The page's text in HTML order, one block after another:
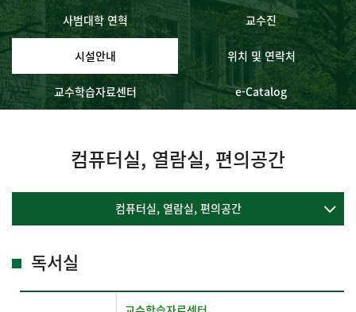
사범대학 연혁 교수진
시설안내 위치 및 연락처
교수학습자료센터 e-Catalog
컴퓨터실, 열람실, 편의공간
컴퓨터실, 열람실, 편의공간
독서실